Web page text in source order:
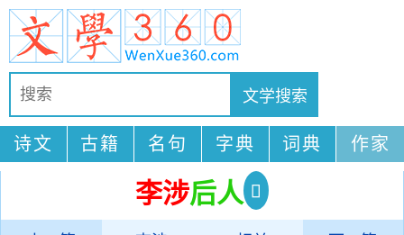
诗文 古籍 名句 字典 词典 作家
李涉后人